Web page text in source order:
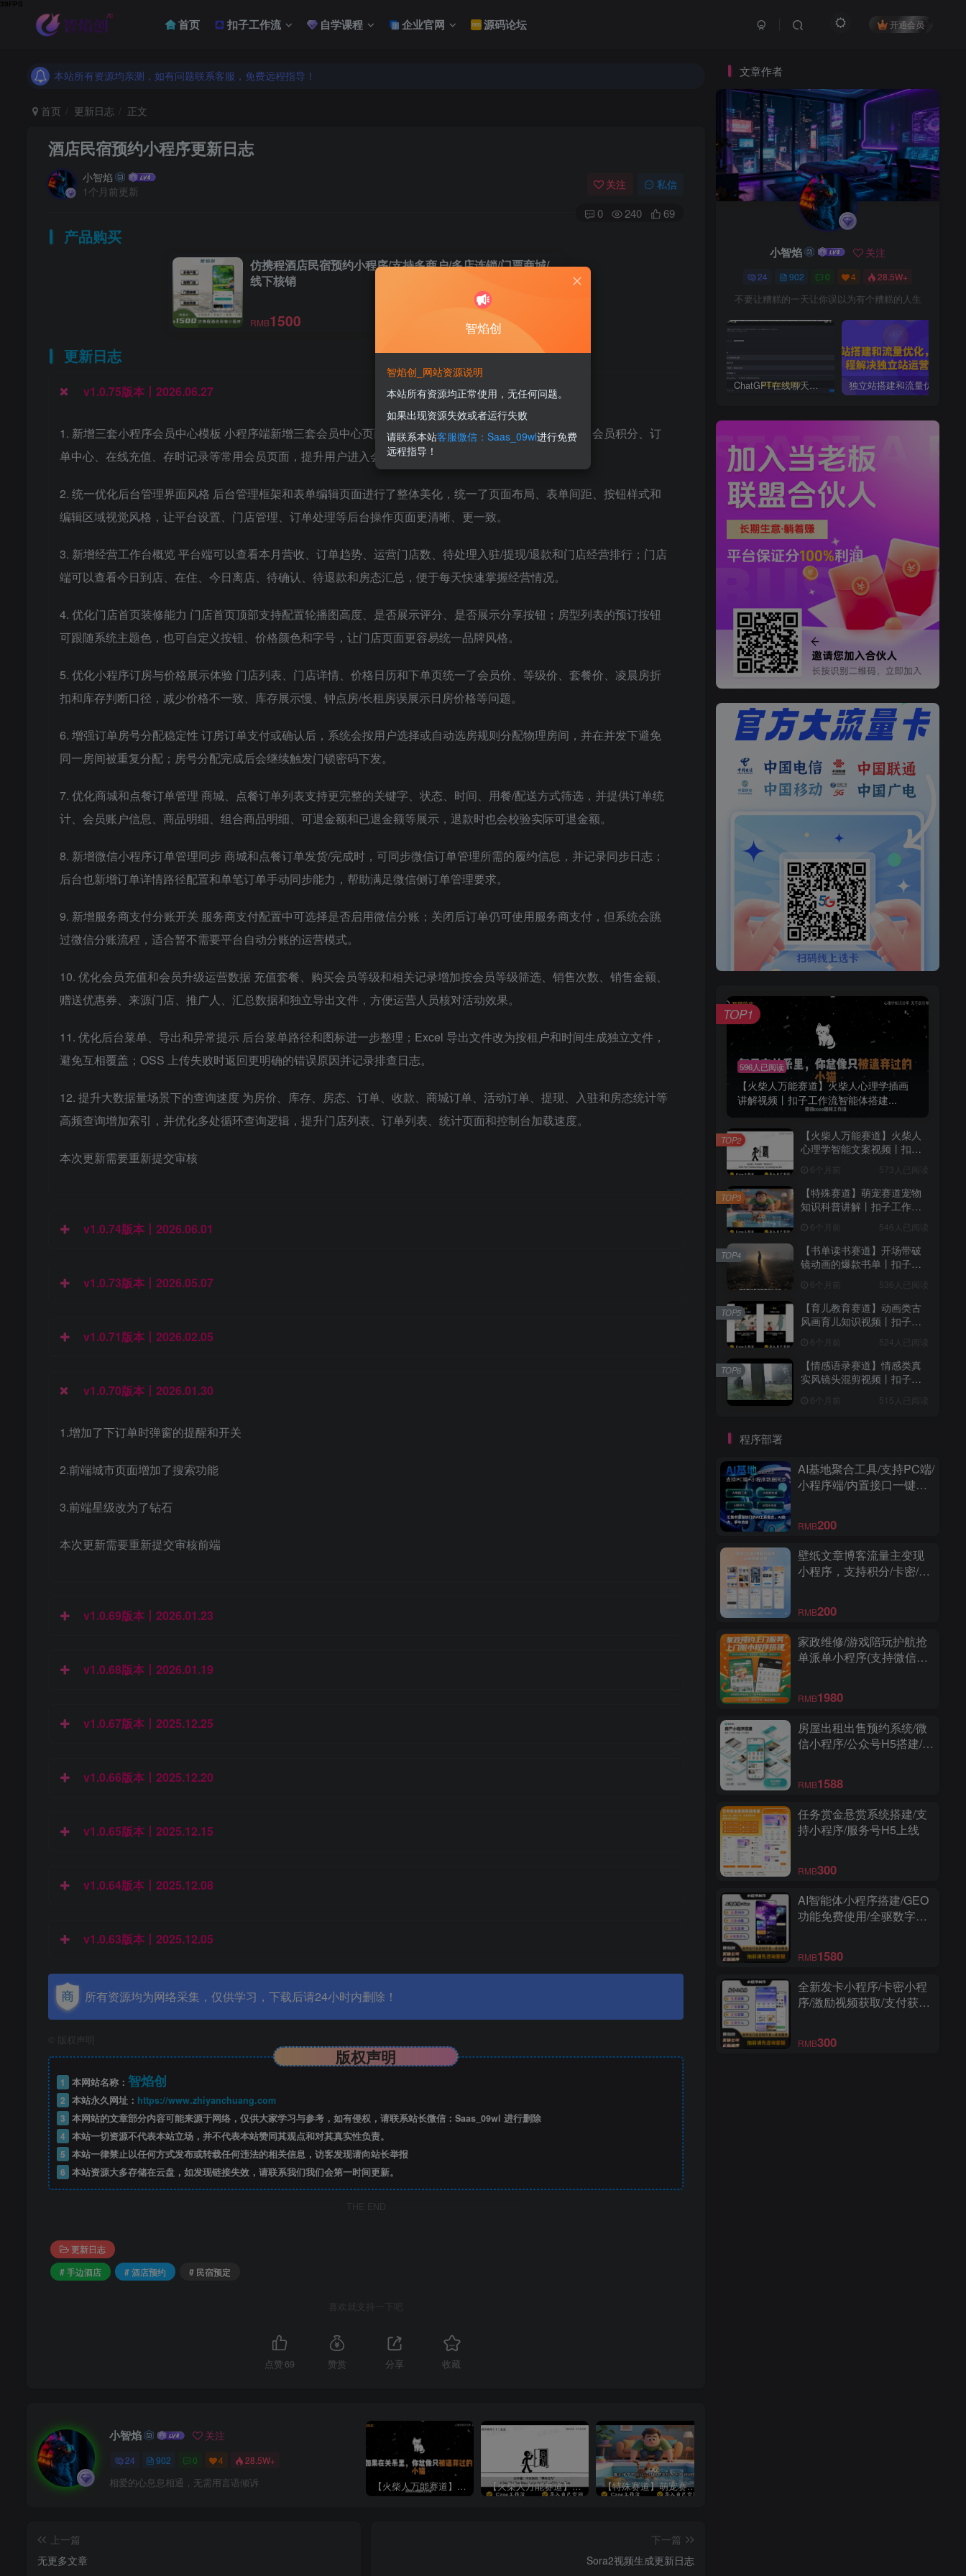
首页 扣子工作流 自学课程 企业官网 源码论坛 开通会员
本站所有资源均亲测，如有问题联系客服，免费远程指导！
本站所有资源均亲测，如有问题联系客服，免费远程指导！
首页 更新日志 正文
酒店民宿预约小程序更新日志
小智焰
1个月前更新
关注 私信
0 240 69
产品购买
仿携程酒店民宿预约小程序/支持多商户/多店连锁/门票商城/
线下核销
RMB1500
更新日志
v1.0.75版本丨2026.06.27
1. 新增三套小程序会员中心模板 小程序端新增三套会员中心页面模板，并同步美化个人资料、会员等级、会员积分、订
单中心、在线充值、存时记录等常用会员页面，提升用户进入会员中心后的整体视觉体验和操作流畅度。
2. 统一优化后台管理界面风格 后台管理框架和表单编辑页面进行了整体美化，统一了页面布局、表单间距、按钮样式和
编辑区域视觉风格，让平台设置、门店管理、订单处理等后台操作页面更清晰、更一致。
3. 新增经营工作台概览 平台端可以查看本月营收、订单趋势、运营门店数、待处理入驻/提现/退款和门店经营排行；门店
端可以查看今日到店、在住、今日离店、待确认、待退款和房态汇总，便于每天快速掌握经营情况。
4. 优化门店首页装修能力 门店首页顶部支持配置轮播图高度、是否展示评分、是否展示分享按钮；房型列表的预订按钮
可跟随系统主题色，也可自定义按钮、价格颜色和字号，让门店页面更容易统一品牌风格。
5. 优化小程序订房与价格展示体验 门店列表、门店详情、价格日历和下单页统一了会员价、等级价、套餐价、凌晨房折
扣和库存判断口径，减少价格不一致、库存展示慢、钟点房/长租房误展示日房价格等问题。
6. 增强订单房号分配稳定性 订房订单支付或确认后，系统会按用户选择或自动选房规则分配物理房间，并在并发下避免
同一房间被重复分配；房号分配完成后会继续触发门锁密码下发。
7. 优化商城和点餐订单管理 商城、点餐订单列表支持更完整的关键字、状态、时间、用餐/配送方式筛选，并提供订单统
计、会员账户信息、商品明细、组合商品明细、可退金额和已退金额等展示，退款时也会校验实际可退金额。
8. 新增微信小程序订单管理同步 商城和点餐订单发货/完成时，可同步微信订单管理所需的履约信息，并记录同步日志；
后台也新增订单详情路径配置和单笔订单手动同步能力，帮助满足微信侧订单管理要求。
9. 新增服务商支付分账开关 服务商支付配置中可选择是否启用微信分账；关闭后订单仍可使用服务商支付，但系统会跳
过微信分账流程，适合暂不需要平台自动分账的运营模式。
10. 优化会员充值和会员升级运营数据 充值套餐、购买会员等级和相关记录增加按会员等级筛选、销售次数、销售金额、
赠送优惠券、来源门店、推广人、汇总数据和独立导出文件，方便运营人员核对活动效果。
11. 优化后台菜单、导出和异常提示 后台菜单路径和图标进一步整理；Excel 导出文件改为按租户和时间生成独立文件，
避免互相覆盖；OSS 上传失败时返回更明确的错误原因并记录排查日志。
12. 提升大数据量场景下的查询速度 为房价、库存、房态、订单、收款、商城订单、活动订单、提现、入驻和房态统计等
高频查询增加索引，并优化多处循环查询逻辑，提升门店列表、订单列表、统计页面和控制台加载速度。
本次更新需要重新提交审核
v1.0.74版本丨2026.06.01
v1.0.73版本丨2026.05.07
v1.0.71版本丨2026.02.05
v1.0.70版本丨2026.01.30
1.增加了下订单时弹窗的提醒和开关
2.前端城市页面增加了搜索功能
3.前端星级改为了钻石
本次更新需要重新提交审核前端
v1.0.69版本丨2026.01.23
v1.0.68版本丨2026.01.19
v1.0.67版本丨2025.12.25
v1.0.66版本丨2025.12.20
v1.0.65版本丨2025.12.15
v1.0.64版本丨2025.12.08
v1.0.63版本丨2025.12.05
所有资源均为网络采集，仅供学习，下载后请24小时内删除！
版权声明
版权声明
1 本网站名称： 智焰创
2 本站永久网址： https://www.zhiyanchuang.com
3 本网站的文章部分内容可能来源于网络，仅供大家学习与参考，如有侵权，请联系站长微信：Saas_09wl 进行删除
4 本站一切资源不代表本站立场，并不代表本站赞同其观点和对其真实性负责。
5 本站一律禁止以任何方式发布或转载任何违法的相关信息，访客发现请向站长举报
6 本站资源大多存储在云盘，如发现链接失效，请联系我们我们会第一时间更新。
THE END
更新日志
# 手边酒店
# 酒店预约 # 民宿预定
喜欢就支持一下吧
点赞 69 赞赏 分享 收藏
小智焰 关注
24 902 0 4 28.5W+
相爱的心息息相通，无需用言语倾诉 【火柴人万能赛道】火柴人心理学插画讲解视频丨扣子工作流智能体搭建coze工作流 【火柴人万能赛道】火柴人心理学智能文案视频丨扣子工作流智能体搭建coze工作流 【特殊赛道】萌宠赛道宠物知识科普讲解丨扣子工作流智能体搭建coze工作流
上一篇
无更多文章
下一篇
Sora2视频生成更新日志
文章作者
小智焰 关注
24 902 0 4 28.5W+
不要让糟糕的一天让你误以为有个糟糕的人生
ChatGPT在线聊天网页源码-PHP源码版-支持图片功能，支持连续对话等【源码+视频教程】
596人已阅读
【火柴人万能赛道】火柴人心理学插画
讲解视频丨扣子工作流智能体搭建...
TOP1
【火柴人万能赛道】火柴人
心理学智能文案视频丨扣子
流 6个月前 573人已阅读
TOP2
【特殊赛道】萌宠赛道宠物
知识科普讲解丨扣子工作流
6个月前 546人已阅读
TOP3
【书单读书赛道】开场带破
镜动画的爆款书单丨扣子工
6个月前 536人已阅读
TOP4
【育儿教育赛道】动画类古
风画育儿知识视频丨扣子工
6个月前 524人已阅读
TOP5
【情感语录赛道】情感类真
实风镜头混剪视频丨扣子工
6个月前 515人已阅读
TOP6
程序部署
AI基地聚合工具/支持PC端/
小程序端/内置接口一键调
RMB200
壁纸文章博客流量主变现
小程序，支持积分/卡密/激
RMB200
家政维修/游戏陪玩护航抢
单派单小程序(支持微信和
RMB1980
房屋出租出售预约系统/微
信小程序/公众号H5搭建/多
RMB1588
任务赏金悬赏系统搭建/支
持小程序/服务号H5上线
RMB300
AI智能体小程序搭建/GEO
功能免费使用/全驱数字人/
RMB1580
全新发卡小程序/卡密小程
序/激励视频获取/支付获取/
RMB300
智焰创
智焰创_网站资源说明
本站所有资源均正常使用，无任何问题。
如果出现资源失效或者运行失败
请联系本站客服微信：Saas_09wl进行免费
远程指导！